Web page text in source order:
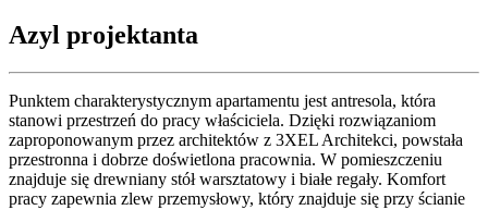
Azyl projektanta
Punktem charakterystycznym apartamentu jest antresola, która
stanowi przestrzeń do pracy właściciela. Dzięki rozwiązaniom
zaproponowanym przez architektów z 3XEL Architekci, powstała
przestronna i dobrze doświetlona pracownia. W pomieszczeniu
znajduje się drewniany stół warsztatowy i białe regały. Komfort
pracy zapewnia zlew przemysłowy, który znajduje się przy ścianie